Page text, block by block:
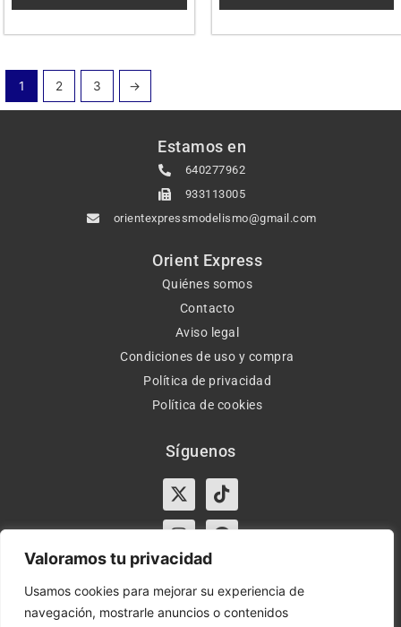
Valoramos tu privacidad
Usamos cookies para mejorar su experiencia de
navegación, mostrarle anuncios o contenidos
1 2 3 →
Estamos en
640277962
933113005
orientexpressmodelismo@gmail.com
Orient Express
Quiénes somos
Contacto
Aviso legal
Condiciones de uso y compra
Política de privacidad
Política de cookies
Síguenos
X-
twitter
Tiktok
InstagramFacebook
Horario: Lun-Vie de 10:00-13:30 y 17:00-20:00 – Sáb de